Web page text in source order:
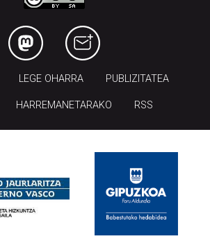
LEGE OHARRA PUBLIZITATEA
HARREMANETARAKO RSS